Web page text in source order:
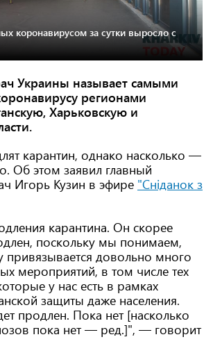
коронавирусом за сутки выросло с
Украины называет самыми
регионами
Харьковскую и
карантин, однако насколько —
Об этом заявил главный
Игорь Кузин в эфире "Сніданок з
карантина. Он скорее
поскольку мы понимаем,
привязывается довольно много
мероприятий, в том числе тех
у нас есть в рамках
защиты даже населения.
продлен. Пока нет [насколько
пока нет — ред.]", — говорит